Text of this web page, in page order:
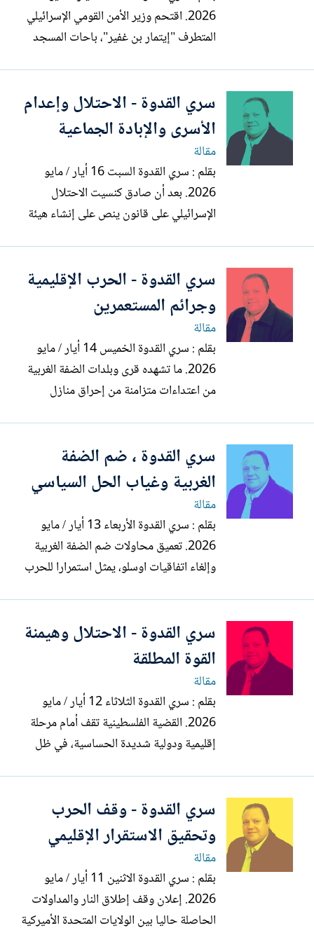
2026. اقتحم وزير الأمن القومي الإسرائيلي
المتطرف "إيتمار بن غفير"، باحات المسجد
ويأتي هذا الاقتحام وما رافقه من ممارسات
استفزازية، بما في ذلك رفع أعلام الاحتلال
داخل باحات...
سري القدوة - الاحتلال وإعدام
الأسرى والإبادة الجماعية
مقالة
بقلم : سري القدوة السبت 16 أيار / مايو
2026. بعد أن صادق كنسيت الاحتلال
الإسرائيلي على قانون ينص على إنشاء هيئة
يسمى 7 تشرين الأول/أكتوبر 2023، وسط
تأييد واسع من الائتلاف الحكومي وغالبية
أحزاب المعارضة وبحسب وسائل...
سري القدوة - الحرب الإقليمية
وجرائم المستعمرين
مقالة
بقلم : سري القدوة الخميس 14 أيار / مايو
2026. ما تشهده قرى وبلدات الضفة الغربية
من اعتداءات متزامنة من إحراق منازل
تصعيدا منظما من قبل مجموعات استعمارية
تعمل بعقيدة عنف ممنهج وتحت مظلة حماية
سياسية وأمنية توفرها حكومة...
سري القدوة ، ضم الضفة
الغربية وغياب الحل السياسي
مقالة
بقلم : سري القدوة الأربعاء 13 أيار / مايو
2026. تعميق محاولات ضم الضفة الغربية
وإلغاء اتفاقيات اوسلو، يمثل استمرارا للحرب
وحقوقه الوطنية والتاريخية على كامل
الأرض الفلسطينية خاصة في الضفة الغربية
المحتلة . المساس...
سري القدوة - الاحتلال وهيمنة
القوة المطلقة
مقالة
بقلم : سري القدوة الثلاثاء 12 أيار / مايو
2026. القضية الفلسطينية تقف أمام مرحلة
إقليمية ودولية شديدة الحساسية، في ظل
عن محاولة أميركية ـ إسرائيلية لإعادة فرض
الهيمنة على المنطقة عبر القوة . يشكل
اقتحام...
سري القدوة - وقف الحرب
وتحقيق الاستقرار الإقليمي
مقالة
بقلم : سري القدوة الاثنين 11 أيار / مايو
2026. إعلان وقف إطلاق النار والمداولات
الحاصلة حاليا بين الولايات المتحدة الأميركية